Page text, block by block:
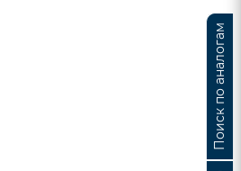
Поиск по аналогам